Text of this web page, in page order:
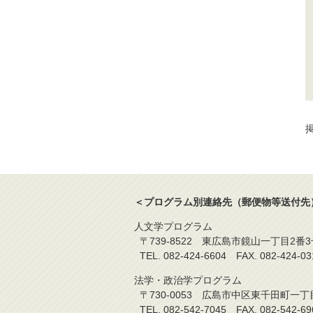
＜プログラム別連絡先（郵便物等送付先
人文学プログラム
〒739-8522 東広島市鏡山一丁目2番3
TEL. 082-424-6604 FAX. 082-424-
法学・政治学プログラム
〒730-0053 広島市中区東千田町一丁
TEL. 082-542-7045 FAX. 082-542-